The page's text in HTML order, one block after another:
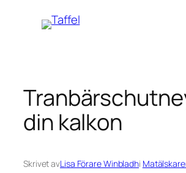
din kalkon
Skrivet avLisa Förare Winbladhi